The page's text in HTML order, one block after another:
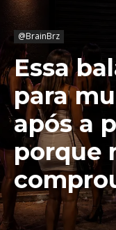
@BrainBrz
Essa
para
após a
porque